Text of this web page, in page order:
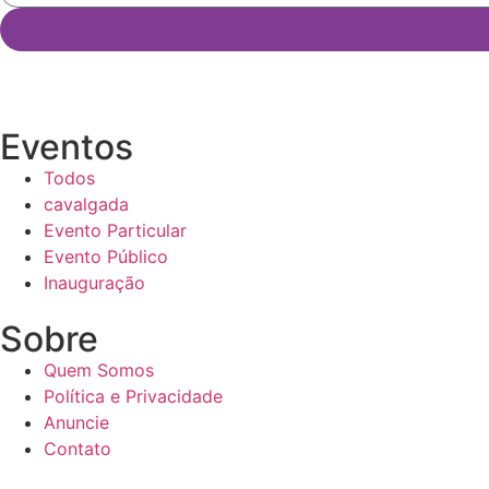
Eventos
Todos
cavalgada
Evento Particular
Evento Público
Inauguração
Sobre
Quem Somos
Política e Privacidade
Anuncie
Contato